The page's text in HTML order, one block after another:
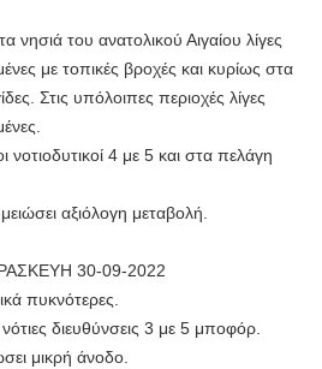
νησιά του ανατολικού Αιγαίου λίγες
με τοπικές βροχές και κυρίως στα
Στις υπόλοιπες περιοχές λίγες
νοτιοδυτικοί 4 με 5 και στα πελάγη
αξιόλογη μεταβολή.
30-09-2022
πυκνότερες.
διευθύνσεις 3 με 5 μποφόρ.
μικρή άνοδο.